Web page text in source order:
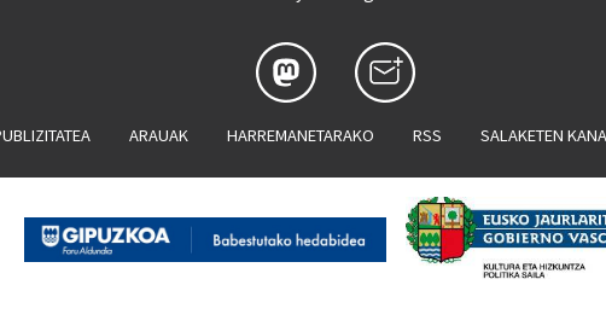
ARAUAK HARREMANETARAKO RSS SALAKETEN